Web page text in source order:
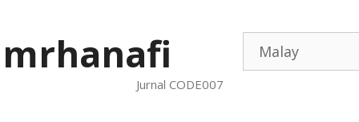
mrhanafi
Jurnal CODE007